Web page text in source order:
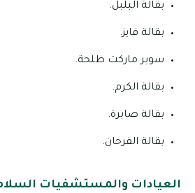
بقالة البلبل.
بقالة فايز.
سوبر ماركت طلحة.
بقالة الكرم.
بقالة صابرة.
بقالة الفرحان.
العيادات والمستشفيات